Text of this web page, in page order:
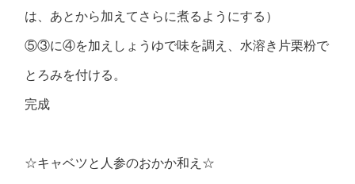
は、あとから加えてさらに煮るようにする）
⑤③に④を加えしょうゆで味を調え、水溶き片栗粉で
とろみを付ける。
完成
☆キャベツと人参のおかか和え☆